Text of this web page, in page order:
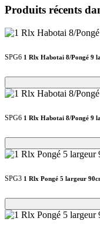
Produits récents
SPG6 1 Rlx Habotai 8/Pongé 9
Loading...
Loading...
SPG6 1 Rlx Habotai 8/Pongé 9
Loading...
Loading...
SPG3 1 Rlx Pongé 5 largeur
Loading...
Loading...